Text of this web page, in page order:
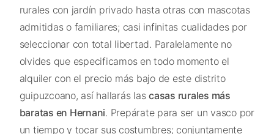
rurales con jardín privado hasta otras con mascotas
admitidas o familiares; casi infinitas cualidades por
seleccionar con total libertad. Paralelamente no
olvides que especificamos en todo momento el
alquiler con el precio más bajo de este distrito
guipuzcoano, así hallarás las casas rurales más
baratas en Hernani. Prepárate para ser un vasco por
un tiempo y tocar sus costumbres; conjuntamente